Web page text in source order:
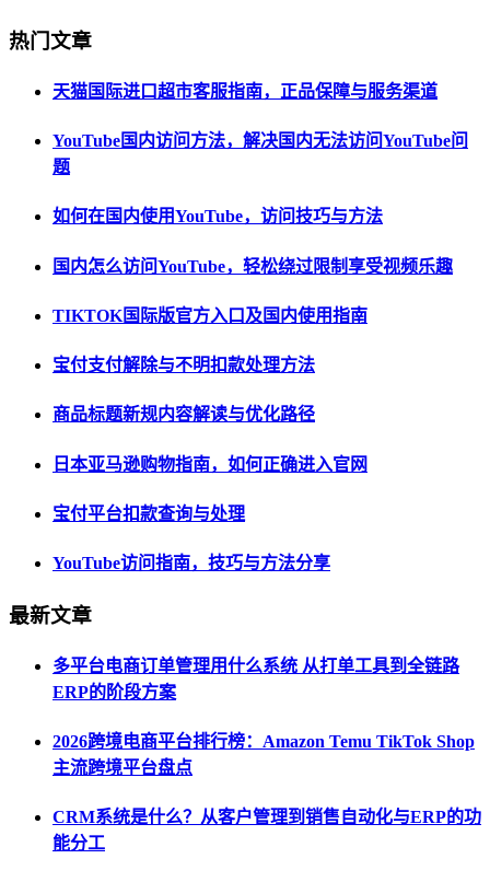
热门文章
天猫国际进口超市客服指南，正品保障与服务渠道
YouTube国内访问方法，解决国内无法访问YouTube问
题
如何在国内使用YouTube，访问技巧与方法
国内怎么访问YouTube，轻松绕过限制享受视频乐趣
TIKTOK国际版官方入口及国内使用指南
宝付支付解除与不明扣款处理方法
商品标题新规内容解读与优化路径
日本亚马逊购物指南，如何正确进入官网
宝付平台扣款查询与处理
YouTube访问指南，技巧与方法分享
最新文章
多平台电商订单管理用什么系统 从打单工具到全链路
ERP的阶段方案
2026跨境电商平台排行榜：Amazon Temu TikTok Shop
主流跨境平台盘点
CRM系统是什么？从客户管理到销售自动化与ERP的功
能分工